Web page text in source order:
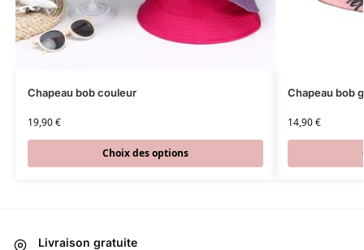
Chapeau bob couleur
19,90€
Choix des options
Chapeau bob
14,90€
Livraison gratuite